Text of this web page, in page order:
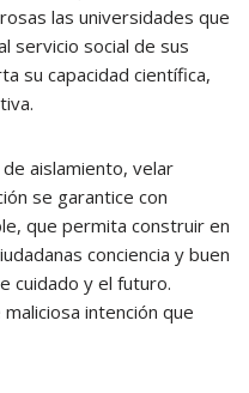
las universidades que
servicio social de sus
su capacidad científica,
aislamiento, velar
se garantice con
que permita construir en
conciencia y buen
cuidado y el futuro.
intención que